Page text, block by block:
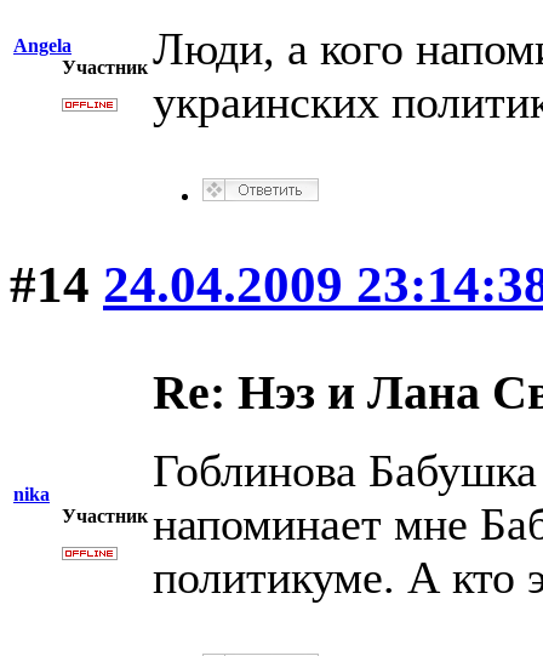
Angela
Участник Люди, а кого
украинских
#14 24.04.2009
nika
Участник
Re: Нэз и Лана
Гоблинова
напоминает мне
политикуме. А кто